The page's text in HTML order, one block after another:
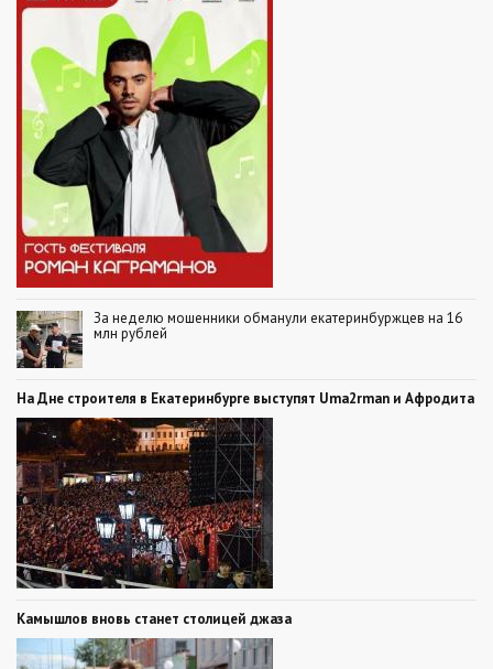
За неделю мошенники обманули екатеринбуржцев на 16
млн рублей
На Дне строителя в Екатеринбурге выступят Uma2rman и Афродита
Камышлов вновь станет столицей джаза